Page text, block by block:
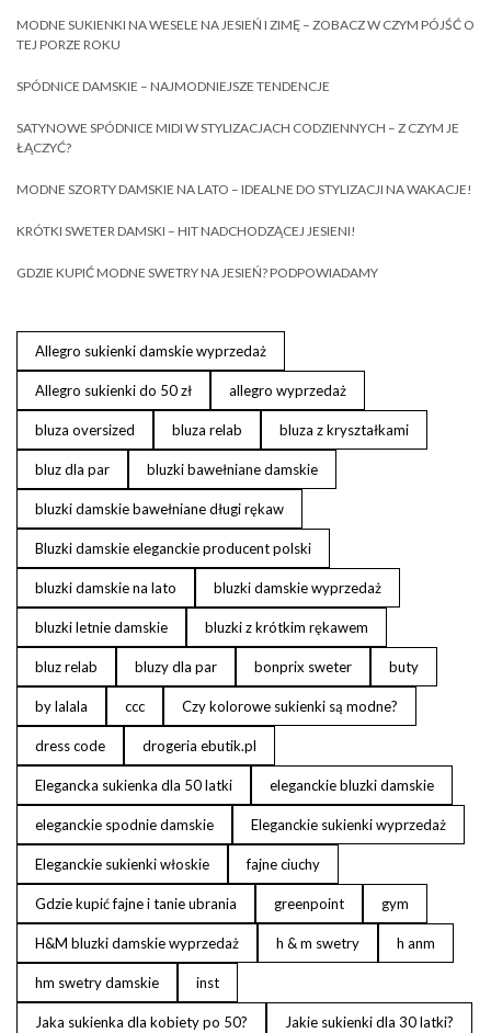
MODNE SUKIENKI NA WESELE NA JESIEŃ I ZIMĘ – ZOBACZ W CZYM PÓJŚĆ O
TEJ PORZE ROKU
SPÓDNICE DAMSKIE – NAJMODNIEJSZE TENDENCJE
SATYNOWE SPÓDNICE MIDI W STYLIZACJACH CODZIENNYCH – Z CZYM JE
ŁĄCZYĆ?
MODNE SZORTY DAMSKIE NA LATO – IDEALNE DO STYLIZACJI NA WAKACJE!
KRÓTKI SWETER DAMSKI – HIT NADCHODZĄCEJ JESIENI!
GDZIE KUPIĆ MODNE SWETRY NA JESIEŃ? PODPOWIADAMY
Allegro sukienki damskie wyprzedaż
Allegro sukienki do 50 zł allegro wyprzedaż
bluza oversized bluza relab bluza z kryształkami
bluz dla par bluzki bawełniane damskie
bluzki damskie bawełniane długi rękaw
Bluzki damskie eleganckie producent polski
bluzki damskie na lato bluzki damskie wyprzedaż
bluzki letnie damskie bluzki z krótkim rękawem
bluz relab bluzy dla par bonprix sweter buty
by lalala ccc Czy kolorowe sukienki są modne?
dress code drogeria ebutik.pl
Elegancka sukienka dla 50 latki eleganckie bluzki damskie
eleganckie spodnie damskie Eleganckie sukienki wyprzedaż
Eleganckie sukienki włoskie fajne ciuchy
Gdzie kupić fajne i tanie ubrania greenpoint gym
H&M bluzki damskie wyprzedaż h & m swetry h anm
hm swetry damskie inst
Jaka sukienka dla kobiety po 50? Jakie sukienki dla 30 latki?